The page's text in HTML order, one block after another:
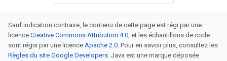
Sauf indication contraire, le contenu de cette page est régi par une
licence Creative Commons Attribution 4.0, et les échantillons de code
sont régis par une licence Apache 2.0. Pour en savoir plus, consultez les
Règles du site Google Developers. Java est une marque déposée